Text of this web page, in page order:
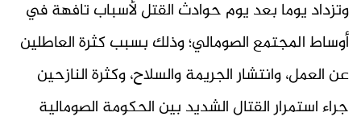
وتزداد يوما بعد يوم حوادث القتل لأسباب تافهة في
أوساط المجتمع الصومالي؛ وذلك بسبب كثرة العاطلين
عن العمل، وانتشار الجريمة والسلاح، وكثرة النازحين
جراء استمرار القتال الشديد بين الحكومة الصومالية